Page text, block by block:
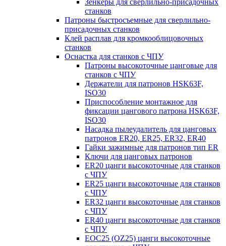
Зенкеры для сверлильно-присадочных
станков
Патроны быстросъемные для сверлильно-
присадочных станков
Клей расплав для кромкооблицовочных
станков
Оснастка для станков с ЧПУ
Патроны высокоточные цанговые для
станков с ЧПУ
Держатели для патронов HSK63F,
ISO30
Приспособление монтажное для
фиксации цангового патрона HSK63F,
ISO30
Насадка пылеудалитель для цанговых
патронов ER20, ER25, ER32, ER40
Гайки зажимные для патронов тип ER
Ключи для цанговых патронов
ER20 цанги высокоточные для станков
с ЧПУ
ER25 цанги высокоточные для станков
с ЧПУ
ER32 цанги высокоточные для станков
с ЧПУ
ER40 цанги высокоточные для станков
с ЧПУ
EOC25 (OZ25) цанги высокоточные